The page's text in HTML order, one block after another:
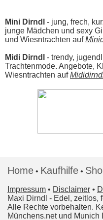
Mini Dirndl - jung, frech,
junge Mädchen und sexy
und Wiesntrachten auf
Midi Dirndl - trendy,
Trachtenmode. Angebote,
Wiesntrachten auf
Home • Kaufhilfe •
Impressum • Disclaimer •
Maxi Dirndl - Edel, zeitlos,
Alle Rechte vorbehalten.
Münchens.net und